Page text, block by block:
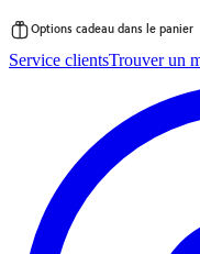
au
Options cadeau dans le panier
Service clientsTrouver un